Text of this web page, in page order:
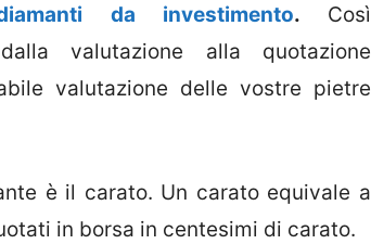
da investimento. Così
valutazione alla quotazione
valutazione delle vostre pietre
è il carato. Un carato equivale a
in borsa in centesimi di carato.